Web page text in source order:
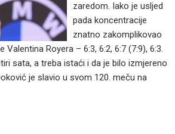
zaredom. Iako je usljed
pada koncentracije
znatno zakomplikovao
Valentina Royera – 6:3, 6:2, 6:7 (7:9), 6:3.
sata, a treba istaći i da je bilo izmjereno
je slavio u svom 120. meču na